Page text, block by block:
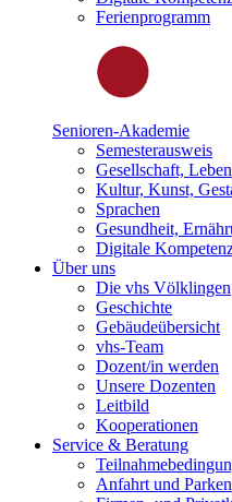
Ferienprogramm
Senioren-Akademie
Semesterausweis
Gesellschaft, Leben
Kultur, Kunst,
Sprachen
Gesundheit,
Digitale
Über uns
Die vhs Völklingen
Geschichte
Gebäudeübersicht
vhs-Team
Dozent/in werden
Unsere Dozenten
Leitbild
Kooperationen
Service & Beratung
Anfahrt und Parken